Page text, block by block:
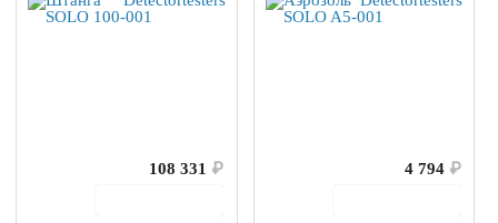
108 331 ₽
4 794 ₽